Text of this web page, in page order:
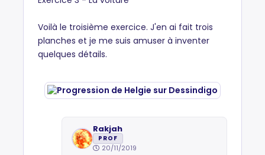
Voilà le troisième exercice. J'en ai fait trois
planches et je me suis amuser à inventer
quelques détails.
Rakjah
PROF
20/11/2019